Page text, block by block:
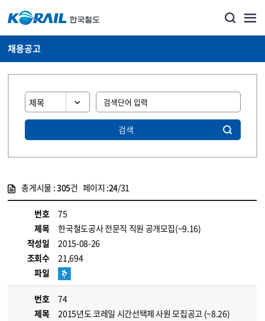
채용공고
검색
총게시물 :305건 페이지 :24/31
번호
75
제목
한국철도공사 전문직 직원 공개모집(~9.16)
작성일
2015-08-26
조회수
21,694
파일
번호
74
제목
2015년도 코레일 시간선택제 사원 모집공고 (~8.26)